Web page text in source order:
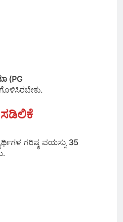
(PG
ಗರಿಷ್ಠ ವಯಸ್ಸು 35